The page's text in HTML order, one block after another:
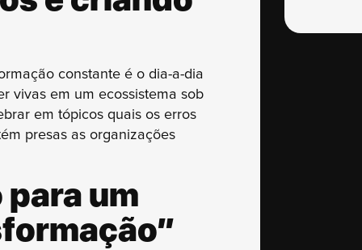
constante é o dia-a-dia
vivas em um ecossistema sob
em tópicos quais os erros
presas as organizações
para um